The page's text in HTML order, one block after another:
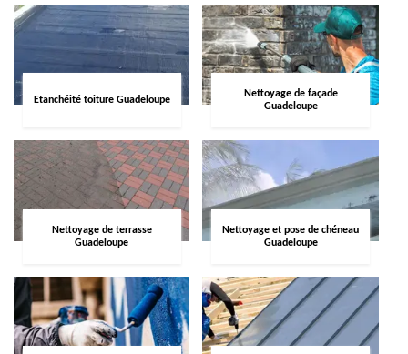
Etanchéité toiture Guadeloupe
Nettoyage de façade
Guadeloupe
Nettoyage de terrasse
Guadeloupe
Nettoyage et pose de chéneau
Guadeloupe